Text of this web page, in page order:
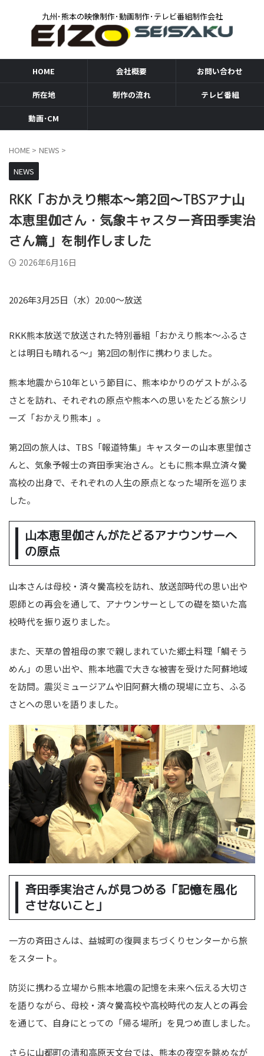
九州･熊本の映像制作･動画制作･テレビ番組制作会社
HOME 会社概要 お問い合わせ
所在地 制作の流れ テレビ番組
動画･CM
HOME > NEWS >
NEWS
RKK「おかえり熊本〜第2回〜TBSアナ山
本恵里伽さん・気象キャスター斉田季実治
さん篇」を制作しました
2026年6月16日
2026年3月25日（水）20:00〜放送
RKK熊本放送で放送された特別番組「おかえり熊本〜ふるさ
とは明日も晴れる〜」第2回の制作に携わりました。
熊本地震から10年という節目に、熊本ゆかりのゲストがふる
さとを訪れ、それぞれの原点や熊本への思いをたどる旅シリ
ーズ「おかえり熊本」。
第2回の旅人は、TBS「報道特集」キャスターの山本恵里伽さ
んと、気象予報士の斉田季実治さん。ともに熊本県立済々黌
高校の出身で、それぞれの人生の原点となった場所を巡りま
した。
山本恵里伽さんがたどるアナウンサーへ
の原点
山本さんは母校・済々黌高校を訪れ、放送部時代の思い出や
恩師との再会を通して、アナウンサーとしての礎を築いた高
校時代を振り返りました。
また、天草の曽祖母の家で親しまれていた郷土料理「鯛そう
めん」の思い出や、熊本地震で大きな被害を受けた阿蘇地域
を訪問。震災ミュージアムや旧阿蘇大橋の現場に立ち、ふる
さとへの思いを語りました。
斉田季実治さんが見つめる「記憶を風化
させないこと」
一方の斉田さんは、益城町の復興まちづくりセンターから旅
をスタート。
防災に携わる立場から熊本地震の記憶を未来へ伝える大切さ
を語りながら、母校・済々黌高校や高校時代の友人との再会
を通じて、自身にとっての「帰る場所」を見つめ直しました。
さらに山都町の清和高原天文台では、熊本の夜空を眺めなが